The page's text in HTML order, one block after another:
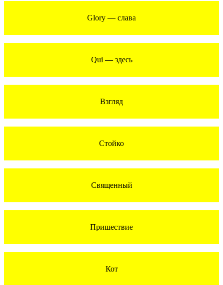
Glory — слава
Qui — здесь
Взгляд
Стойко
Священный
Пришествие
Кот